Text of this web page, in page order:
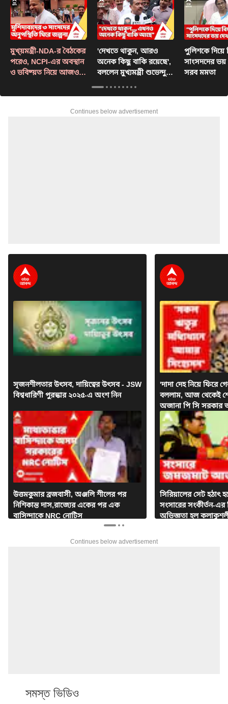
মুখ্য়মন্ত্রী-NDA-র বৈঠকের
পরেও, NCPI-এর অবস্থান
ও ভবিষ্য়ত নিয়ে আজও
'দেখতে থাকুন, আরও
অনেক কিছু বাকি রয়েছে',
বললেন মুখ্যমন্ত্রী শুভেন্দু
পুলিশকে দিয়ে
সাংসদদের ভয়
সরব মমতা
Continues below advertisement
সৃজনশীলতার উৎসব, দায়িত্বের উৎসব - JSW
বিশ্বধারিণী পুরস্কার ২০২৫-এ অংশ নিন
উত্তমকুমার ব্রজবাসী, অঞ্জলি শীলের পর
নিশিকান্ত দাস,রাজ্যের একের পর এক
বাসিন্দাকে NRC নোটিস
'দাদা দেহ নিয়ে ফিরে
বললাম, আজ থেকেই
অজানা পি সি সরকার
সিরিয়ালের সেট হঠাৎ
সংসারের সংকীর্তন-এর
অভিজ্ঞতা হল
Continues below advertisement
সমস্ত ভিডিও